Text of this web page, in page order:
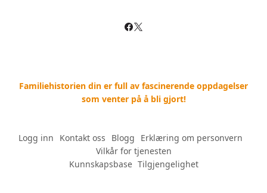
Familiehistorien din er full av fascinerende oppdagelser
som venter på å bli gjort!
Logg inn Kontakt oss Blogg Erklæring om personvern
Vilkår for tjenesten
Kunnskapsbase-- Tilgjengelighet